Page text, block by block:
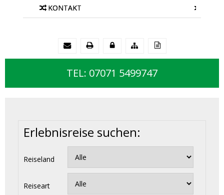
KONTAKT
TEL: 07071 5499747
Erlebnisreise suchen:
Reiseland
Reiseart